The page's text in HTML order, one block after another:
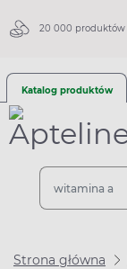
20 000 produktów
Katalog produktów
Strona główna